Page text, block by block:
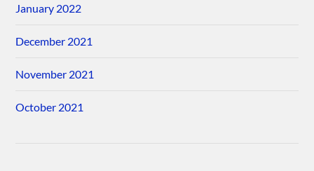
January 2022
December 2021
November 2021
October 2021